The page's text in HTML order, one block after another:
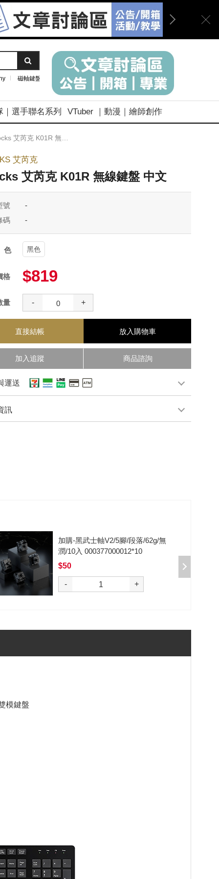
磁軸鍵盤
｜選手聯名系列 VTuber ｜動漫｜繪師創作
艾芮克 K01R 無線鍵盤 中文
艾芮克
艾芮克 K01R 無線鍵盤 中文
號
-
碼
-
色 黑色
格 $819
量 - +
直接結帳 放入購物車
加入追蹤 商品諮詢
運送
訊
購
加購-剪刀石頭布猜拳鍵帽一盒四
入000385000289
模鍵盤